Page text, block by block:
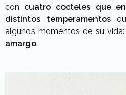
con cuatro cocteles que
distintos temperamentos
algunos momentos de su vida:
amargo.